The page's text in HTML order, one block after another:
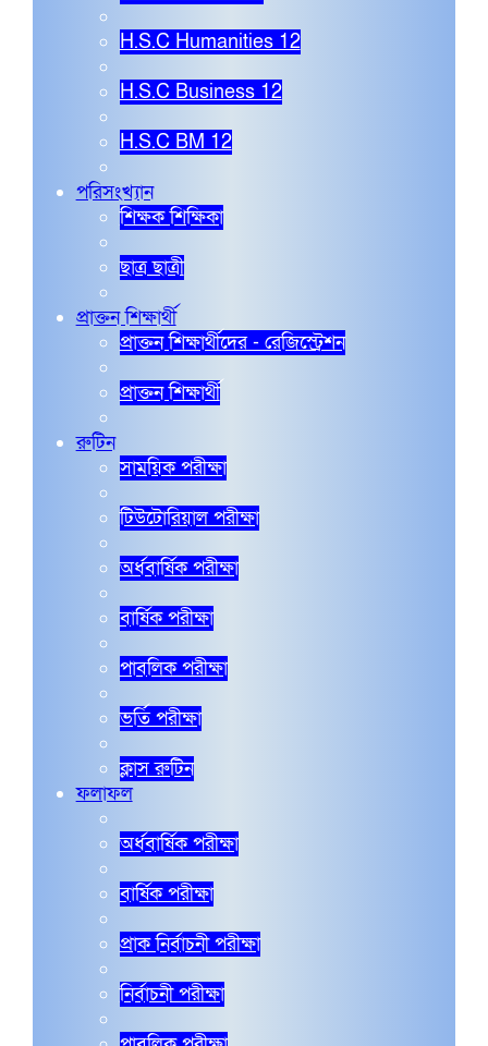
H.S.C Humanities 12
H.S.C Business 12
H.S.C BM 12
পরিসংখ্যান
শিক্ষক শিক্ষিকা
ছাত্র ছাত্রী
প্রাক্তন শিক্ষার্থী
প্রাক্তন শিক্ষার্থীদের - রেজিস্ট্রেশন
প্রাক্তন শিক্ষার্থী
রুটিন
সাময়িক পরীক্ষা
টিউটোরিয়াল পরীক্ষা
অর্ধবার্ষিক পরীক্ষা
বার্ষিক পরীক্ষা
পাবলিক পরীক্ষা
ভর্তি পরীক্ষা
ক্লাস রুটিন
ফলাফল
অর্ধবার্ষিক পরীক্ষা
বার্ষিক পরীক্ষা
প্রাক নির্বাচনী পরীক্ষা
নির্বাচনী পরীক্ষা